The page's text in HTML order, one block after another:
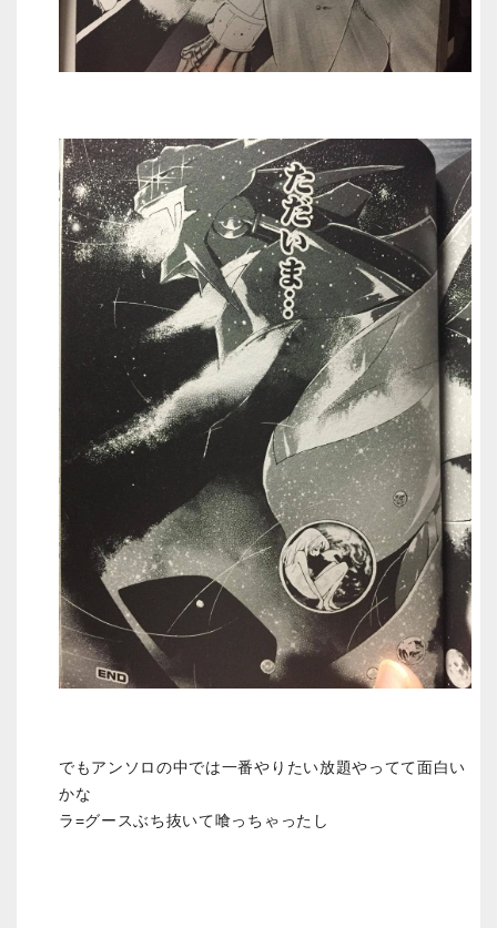
でもアンソロの中では一番やりたい放題やってて面白い
かな
ラ=グースぶち抜いて喰っちゃったし